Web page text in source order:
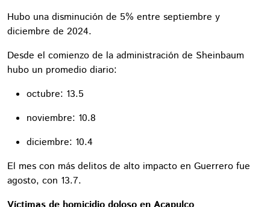
Hubo una disminución de 5% entre septiembre y
diciembre de 2024.
Desde el comienzo de la administración de Sheinbaum
hubo un promedio diario:
octubre: 13.5
noviembre: 10.8
diciembre: 10.4
El mes con más delitos de alto impacto en Guerrero fue
agosto, con 13.7.